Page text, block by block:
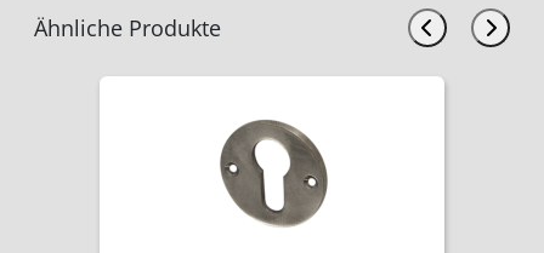
Ähnliche Produkte